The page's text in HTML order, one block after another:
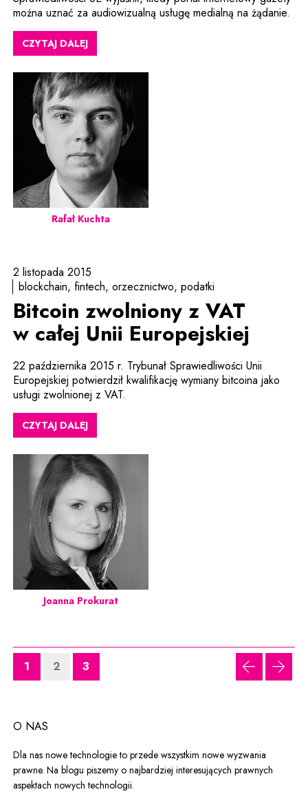
można uznać za audiowizualną usługę medialną na żądanie.
CZYTAJ DALEJ
Rafał Kuchta
2 listopada 2015
blockchain fintech orzecznictwo podatki
Bitcoin zwolniony z VAT
w całej Unii Europejskiej
22 października 2015 r. Trybunał Sprawiedliwości Unii
Europejskiej potwierdził kwalifikację wymiany bitcoina jako
usługi zwolnionej z VAT.
CZYTAJ DALEJ
Joanna Prokurat
1 2 3
O NAS
Dla nas nowe technologie to przede wszystkim nowe wyzwania
prawne. Na blogu piszemy o najbardziej interesujących prawnych
aspektach nowych technologii.